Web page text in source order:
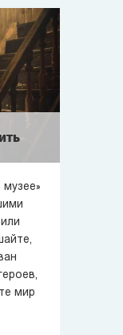
Рашид снова
интриги,
повеселитесь.
времени,
судьбу мира.
света...
мир